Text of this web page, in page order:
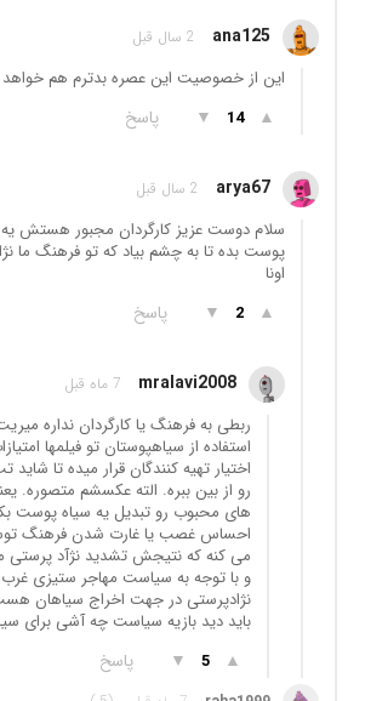
ana125 2 سال قبل
این از خصوصیت این عصره بدترم هم
▲
14
▼ پاسخ
arya67 2 سال قبل
سلام دوست عزیز کارگردان مجبور هستش
پوست بده تا به چشم بیاد که تو فرهنگ ما
اونا
▲
2
▼ پاسخ
mralavi2008 7 ماه قبل
ربطی به فرهنگ یا کارگردان نداره
استفاده از سیاهپوستان تو فیلمها
اختیار تهیه کنندگان قرار میده تا شاید
رو از بین ببره. الته عکسشم
های محبوب رو تبدیل یه سیاه پوست
احساس غصب یا غارت شدن فرهنگ
می کنه که نتیجش تشدید نژآد پرستی
و با توجه به سیاست مهاجر ستیزی
نژادپرستی در جهت اخراج سیاهان
باید دید بازیه سیاست چه آشی برای
▲
5
▼ پاسخ